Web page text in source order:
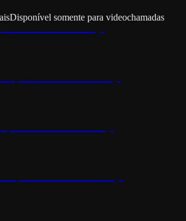
Disponível somente para videochamadas